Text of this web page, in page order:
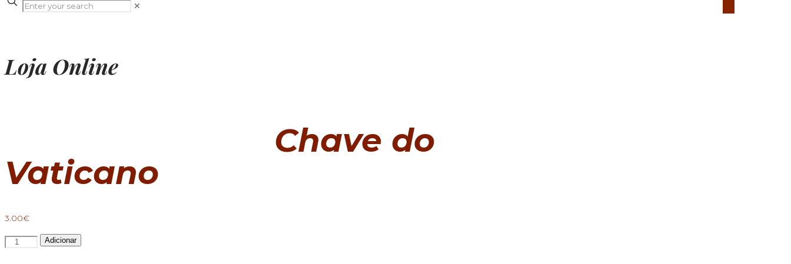
✕
Loja Online
Chave do
Vaticano
3.00€
QuantidadeAdicionar